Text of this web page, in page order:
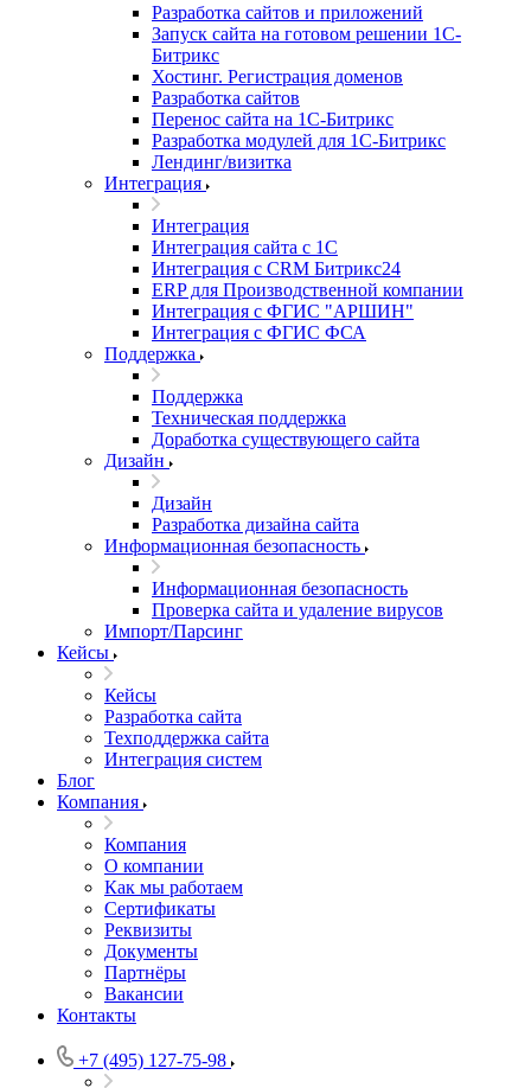
Разработка сайтов и приложений
Запуск сайта на готовом решении 1С-
Битрикс
Хостинг. Регистрация доменов
Разработка сайтов
Перенос сайта на 1С-Битрикс
Разработка модулей для 1С-Битрикс
Лендинг/визитка
Интеграция
Интеграция
Интеграция сайта с 1С
Интеграция с CRM Битрикс24
ERP для Производственной компании
Интеграция с ФГИС "АРШИН"
Интеграция с ФГИС ФСА
Поддержка
Поддержка
Техническая поддержка
Доработка существующего сайта
Дизайн
Дизайн
Разработка дизайна сайта
Информационная безопасность
Информационная безопасность
Проверка сайта и удаление вирусов
Импорт/Парсинг
Кейсы
Кейсы
Разработка сайта
Техподдержка сайта
Интеграция систем
Блог
Компания
Компания
О компании
Как мы работаем
Сертификаты
Реквизиты
Документы
Партнёры
Вакансии
Контакты
+7 (495) 127-75-98